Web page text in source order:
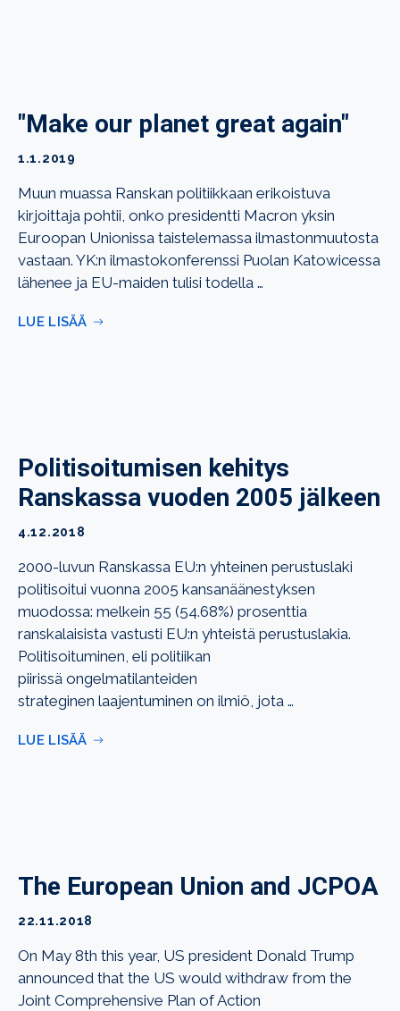
"Make our planet great again"
1.1.2019
Muun muassa Ranskan politiikkaan erikoistuva
kirjoittaja pohtii, onko presidentti Macron yksin
Euroopan Unionissa taistelemassa ilmastonmuutosta
vastaan. YK:n ilmastokonferenssi Puolan Katowicessa
lähenee ja EU-maiden tulisi todella …
LUE LISÄÄ
Politisoitumisen kehitys
Ranskassa vuoden 2005 jälkeen
4.12.2018
2000-luvun Ranskassa EU:n yhteinen perustuslaki
politisoitui vuonna 2005 kansanäänestyksen
muodossa: melkein 55 (54.68%) prosenttia
ranskalaisista vastusti EU:n yhteistä perustuslakia.
Politisoituminen, eli politiikan
piirissä ongelmatilanteiden
strateginen laajentuminen on ilmiö, jota …
LUE LISÄÄ
The European Union and JCPOA
22.11.2018
On May 8th this year, US president Donald Trump
announced that the US would withdraw from the
Joint Comprehensive Plan of Action